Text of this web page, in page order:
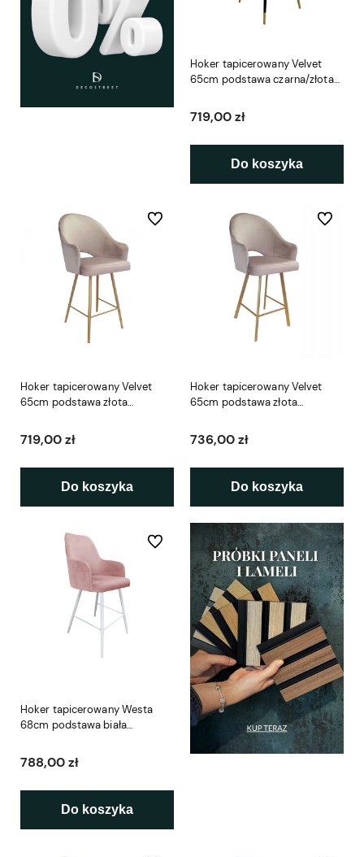
Hoker tapicerowany Velvet
65cm podstawa czarna/złota
719,00 zł
Do koszyka
Hoker tapicerowany Velvet
65cm podstawa złota
719,00 zł
Do koszyka
Do ulubionych
Hoker tapicerowany Velvet
65cm podstawa złota
736,00 zł
Do koszyka
Do
Hoker tapicerowany Westa
68cm podstawa biała
788,00 zł
Do koszyka
Do ulubionych